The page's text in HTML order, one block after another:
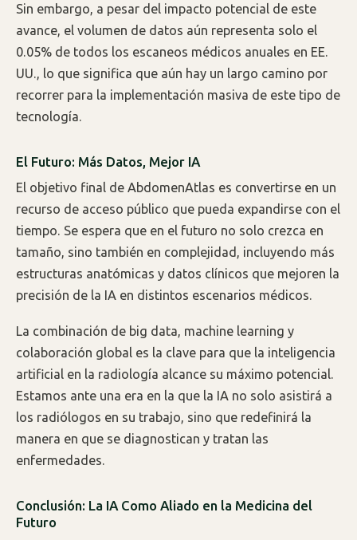
Sin embargo, a pesar del impacto potencial de este
avance, el volumen de datos aún representa solo el
0.05% de todos los escaneos médicos anuales en EE.
UU., lo que significa que aún hay un largo camino por
recorrer para la implementación masiva de este tipo de
tecnología.
El Futuro: Más Datos, Mejor IA
El objetivo final de AbdomenAtlas es convertirse en un
recurso de acceso público que pueda expandirse con el
tiempo. Se espera que en el futuro no solo crezca en
tamaño, sino también en complejidad, incluyendo más
estructuras anatómicas y datos clínicos que mejoren la
precisión de la IA en distintos escenarios médicos.
La combinación de big data, machine learning y
colaboración global es la clave para que la inteligencia
artificial en la radiología alcance su máximo potencial.
Estamos ante una era en la que la IA no solo asistirá a
los radiólogos en su trabajo, sino que redefinirá la
manera en que se diagnostican y tratan las
enfermedades.
Conclusión: La IA Como Aliado en la Medicina del
Futuro